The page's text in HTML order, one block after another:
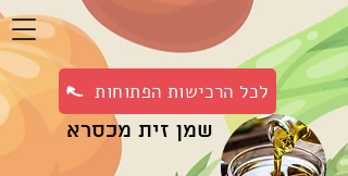
לכל הרכישות הפתוחות
שמן זית מכסרא